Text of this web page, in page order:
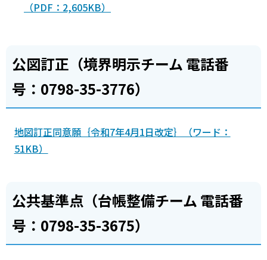
（PDF：2,605KB）
公図訂正（境界明示チーム 電話番
号：0798-35-3776）
地図訂正同意願｛令和7年4月1日改定｝（ワード：
51KB）
公共基準点（台帳整備チーム 電話番
号：0798-35-3675）